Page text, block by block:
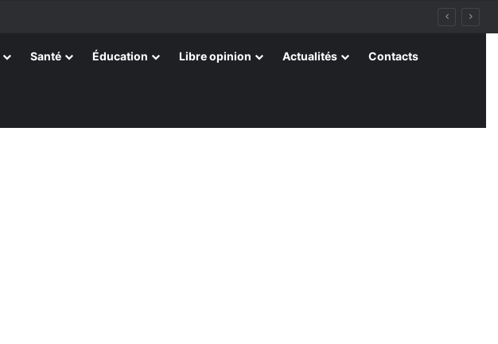
Santé Éducation Libre opinion Actualités Contacts